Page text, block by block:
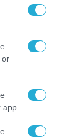
or
γερμανικού
και